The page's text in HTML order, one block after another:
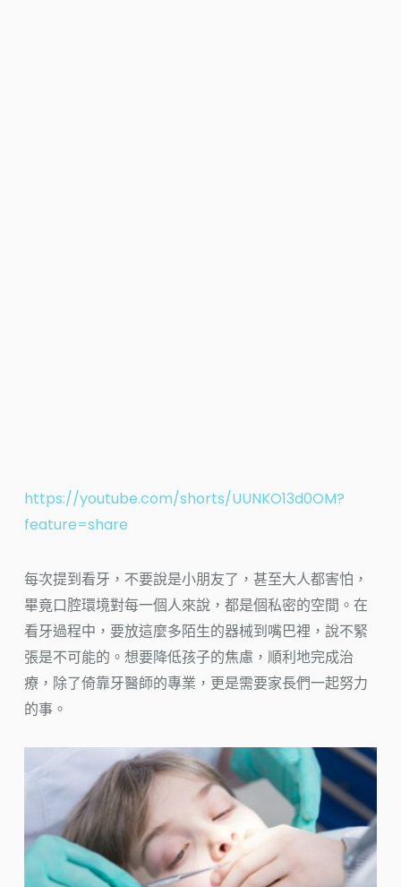
https://youtube.com/shorts/UUNKO13d0OM?
feature=share
每次提到看牙，不要說是小朋友了，甚至大人都害怕，
畢竟口腔環境對每一個人來說，都是個私密的空間。在
看牙過程中，要放這麼多陌生的器械到嘴巴裡，說不緊
張是不可能的。想要降低孩子的焦慮，順利地完成治
療，除了倚靠牙醫師的專業，更是需要家長們一起努力
的事。